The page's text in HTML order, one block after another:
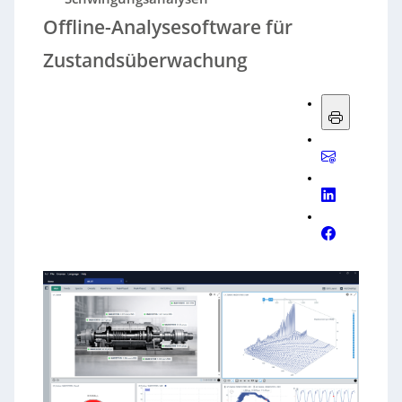
Offline-Analysesoftware für
Zustandsüberwachung